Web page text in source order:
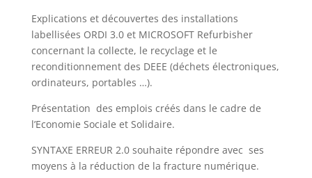
Explications et découvertes des installations
labellisées ORDI 3.0 et MICROSOFT Refurbisher
concernant la collecte, le recyclage et le
reconditionnement des DEEE (déchets électroniques,
ordinateurs, portables …).
Présentation des emplois créés dans le cadre de
l’Economie Sociale et Solidaire.
SYNTAXE ERREUR 2.0 souhaite répondre avec ses
moyens à la réduction de la fracture numérique.